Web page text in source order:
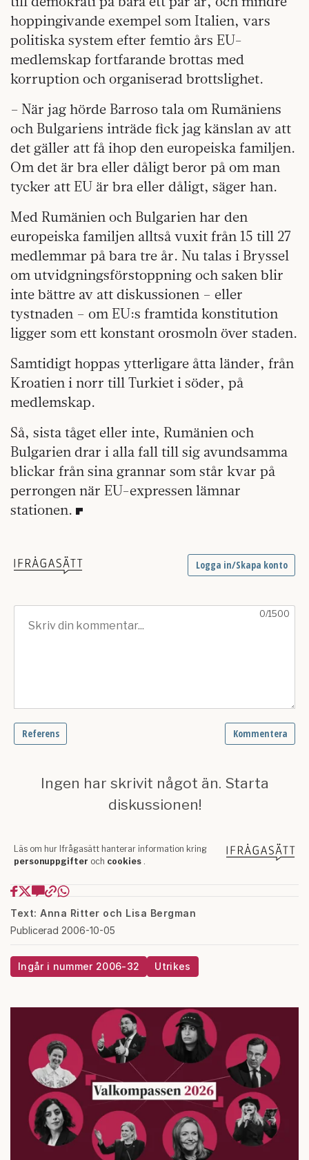
hoppingivande exempel som Italien, vars
politiska system efter femtio års EU-
medlemskap fortfarande brottas med
korruption och organiserad brottslighet.
– När jag hörde Barroso tala om Rumäniens
och Bulgariens inträde fick jag känslan av att
det gäller att få ihop den europeiska familjen.
Om det är bra eller dåligt beror på om man
tycker att EU är bra eller dåligt, säger han.
Med Rumänien och Bulgarien har den
europeiska familjen alltså vuxit från 15 till 27
medlemmar på bara tre år. Nu talas i Bryssel
om utvidgningsförstoppning och saken blir
inte bättre av att diskussionen – eller
tystnaden – om EU:s framtida konstitution
ligger som ett konstant orosmoln över staden.
Samtidigt hoppas ytterligare åtta länder, från
Kroatien i norr till Turkiet i söder, på
medlemskap.
Så, sista tåget eller inte, Rumänien och
Bulgarien drar i alla fall till sig avundsamma
blickar från sina grannar som står kvar på
perrongen när EU-expressen lämnar
stationen.
Text: Anna Ritter och Lisa Bergman
Publicerad 2006-10-05
Ingår i nummer 2006-32 Utrikes